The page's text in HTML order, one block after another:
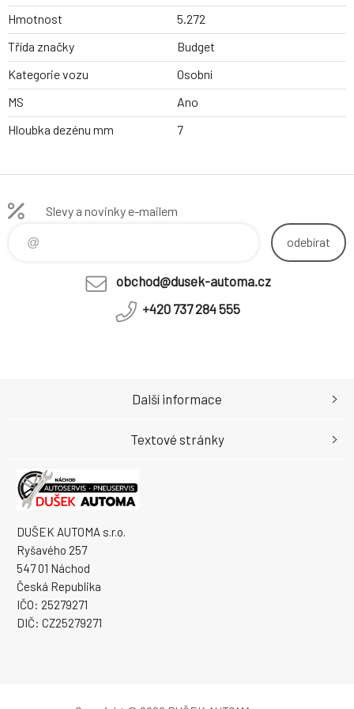
Hmotnost
5.272
Třída značky
Budget
Kategorie vozu
Osobní
MS
Ano
Hloubka dezénu mm
7
Slevy a novinky e-mailem
odebírat
obchod@dusek-automa.cz
+420 737 284 555
DUŠEK AUTOMA s.r.o.
Ryšavého 257
547 01 Náchod
Česká Republika
IČO: 25279271
DIČ: CZ25279271
Další informace
Textové stránky